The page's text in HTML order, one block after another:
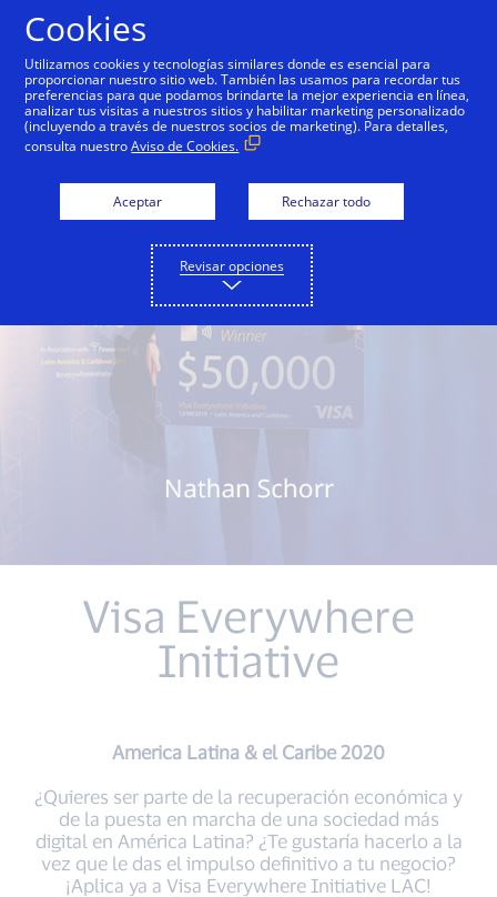
Visa Everywhere
Initiative
America Latina & el Caribe 2020
¿Quieres ser parte de la recuperación económica y
de la puesta en marcha de una sociedad más
digital en América Latina? ¿Te gustaría hacerlo a la
vez que le das el impulso definitivo a tu negocio?
¡Aplica ya a Visa Everywhere Initiative LAC!
Cookies
Utilizamos cookies y tecnologías similares donde es esencial para
proporcionar nuestro sitio web. También las usamos para recordar tus
preferencias para que podamos brindarte la mejor experiencia en línea,
analizar tus visitas a nuestros sitios y habilitar marketing personalizado
(incluyendo a través de nuestros socios de marketing). Para detalles,
consulta nuestroAviso de Cookies.
Aceptar Rechazar todo
Revisar opciones